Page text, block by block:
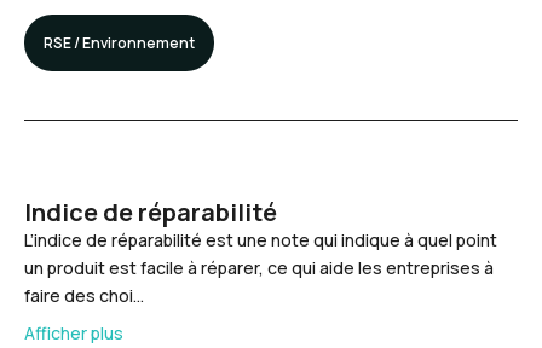
RSE / Environnement
Indice de réparabilité
L’indice de réparabilité est une note qui indique à quel point
un produit est facile à réparer, ce qui aide les entreprises à
faire des choi…
Afficher plus